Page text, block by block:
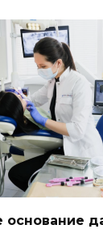
основание